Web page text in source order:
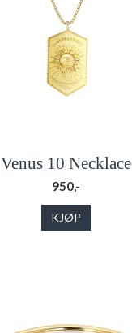
Venus 10 Necklace
950,-
KJØP